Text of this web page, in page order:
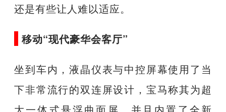
还是有些让人难以适应。
移动“现代豪华会客厅”
坐到车内，液晶仪表与中控屏幕使用了当
下非常流行的双连屏设计，宝马称其为超